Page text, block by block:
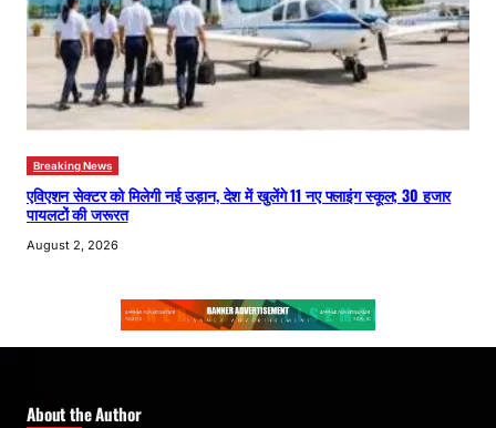
Breaking News
एविएशन सेक्टर को मिलेगी नई उड़ान, देश में खुलेंगे 11 नए फ्लाइंग स्कूल; 30 हजार
पायलटों की जरूरत
August 2, 2026
About the Author